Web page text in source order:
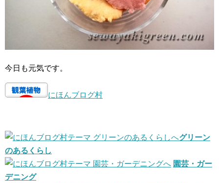
今日も元気です。
にほんブログ村
グリーン
のあるくらし
園芸・ガー
デニング